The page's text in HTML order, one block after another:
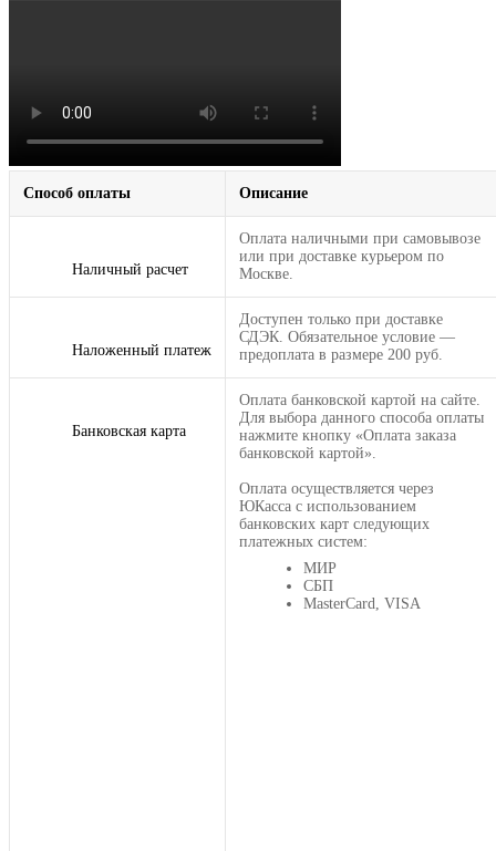
Способ оплаты Описание
Наличный расчет
Оплата наличными при самовывозе
или при доставке курьером по
Москве.
Наложенный платеж
Доступен только при доставке
СДЭК. Обязательное условие —
предоплата в размере 200 руб.
Банковская карта
Оплата банковской картой на сайте.
Для выбора данного способа оплаты
нажмите кнопку «Оплата заказа
банковской картой».
Оплата осуществляется через
ЮКасса с использованием
банковских карт следующих
платежных систем:
МИР
СБП
MasterCard, VISA